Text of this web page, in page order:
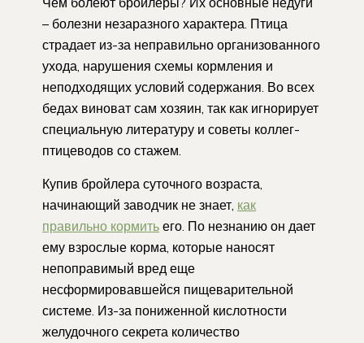
– болезни незаразного характера. Птица
страдает из-за неправильно организованного
ухода, нарушения схемы кормления и
неподходящих условий содержания. Во всех
бедах виноват сам хозяин, так как игнорирует
специальную литературу и советы коллег-
птицеводов со стажем.
Купив бройлера суточного возраста,
начинающий заводчик не знает, как
правильно кормить его. По незнанию он дает
ему взрослые корма, которые наносят
непоправимый вред еще
несформировавшейся пищеварительной
системе. Из-за пониженной кислотности
желудочного секрета количество